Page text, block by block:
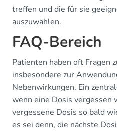
treffen und die für sie
auszuwählen.
FAQ-Bereich
Patienten haben oft Fragen
insbesondere zur
Nebenwirkungen. Ein
wenn eine Dosis vergessen
vergessene Dosis so bald
es sei denn, die nächste